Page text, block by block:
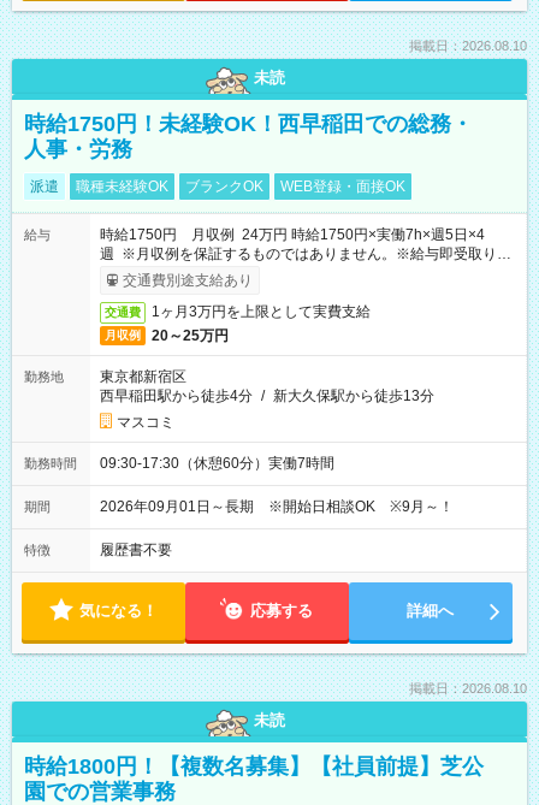
掲載日：2026.08.10
未読
時給1750円！未経験OK！西早稲田での総務・
人事・労務
派遣 職種未経験OK ブランクOK WEB登録・面接OK
給与
時給1750円 月収例 24万円 時給1750円×実働7h×週5日×4
週 ※月収例を保証するものではありません。※給与即受取りサ
ービス利用可（利用条件有）
交通費別途支給あり
交通費 1ヶ月3万円を上限として実費支給
月収例 20～25万円
勤務地
東京都新宿区
西早稲田駅から徒歩4分 / 新大久保駅から徒歩13分
マスコミ
勤務時間 09:30-17:30（休憩60分）実働7時間
期間 2026年09月01日～長期 ※開始日相談OK ※9月～！
特徴 履歴書不要
気になる！ 応募する 詳細へ
掲載日：2026.08.10
未読
時給1800円！【複数名募集】【社員前提】芝公
園での営業事務